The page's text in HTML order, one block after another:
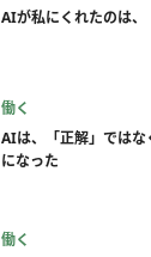
AIが私にくれたのは
働く
AIは、「正解」では
になった
働く